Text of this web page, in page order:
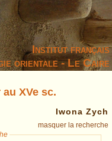
Institut français
orientale - Le Caire
XVe sc.
Iwona Zych
masquer la recherche